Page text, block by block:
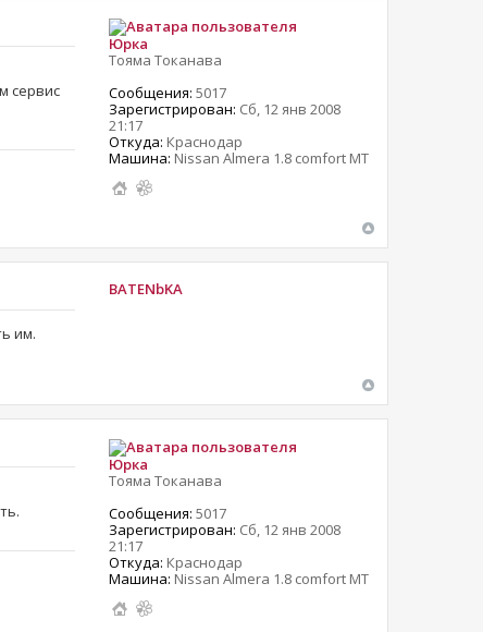
сервис
Юрка
Тояма Токанава
Сообщения: 5017
Зарегистрирован: Сб, 12 янв 2008
21:17
Откуда: Краснодар
Машина: Nissan Almera 1.8 comfort MT
им.
BATENbKA
Юрка
Тояма Токанава
Сообщения: 5017
Зарегистрирован: Сб, 12 янв 2008
21:17
Откуда: Краснодар
Машина: Nissan Almera 1.8 comfort MT